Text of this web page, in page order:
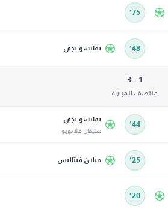
75’
48’ نفانسو نجي
1 - 3
منتصف المباراة
44’
نفانسو نجي
ستيفان فلادويو
25’ ميلان فيتاليس
20’